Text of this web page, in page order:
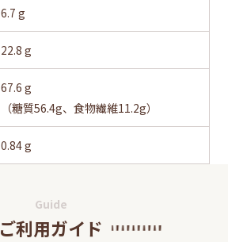
6.7 g
22.8 g
67.6 g
（糖質56.4g、食物繊維11.2g）
0.84 g
Guide
ご利用ガイド